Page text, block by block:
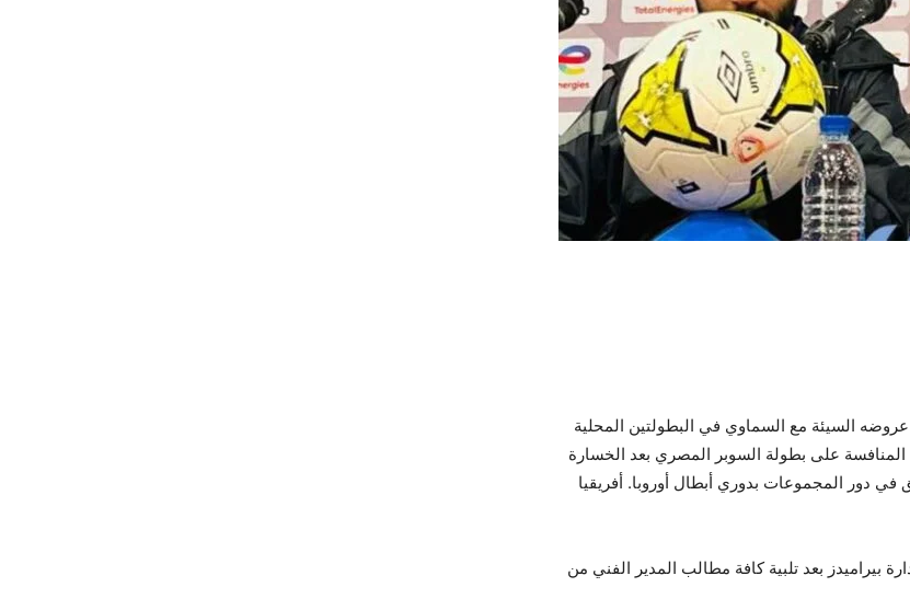
عروضه السيئة مع السماوي في البطولتين المحلية
المنافسة على بطولة السوبر المصري بعد الخسارة
في دور المجموعات بدوري أبطال أوروبا. أفريقيا
بعد تلبية كافة مطالب المدير الفني من